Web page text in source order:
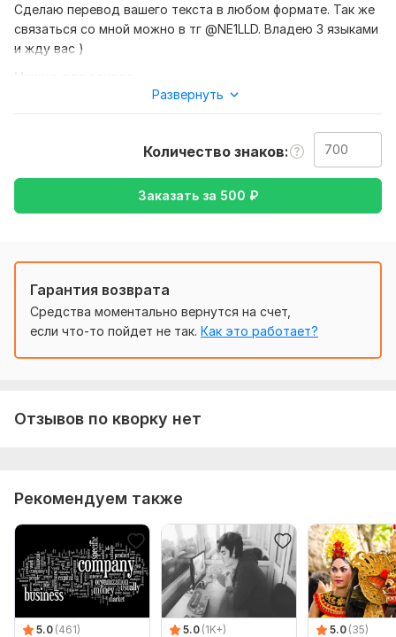
Сделаю перевод вашего текста в любом формате. Так же
связаться со мной можно в тг @NE1LLD. Владею 3 языками
и жду вас )
Ожидаю от вас текст, желательно в формате документа,
Интернет и технологии,Красота
и мода,
Финансы, банки, Электроника, гаджеты
с Русского на Английский
Объем услуги в кворке:
Развернуть
Количество знаков
Заказать за 500 ₽
Гарантия возврата
Средства моментально вернутся на счет,
если что-то пойдет не так. Как это работает?
Отзывов по кворку нет
Рекомендуем также
5.0 (461)
5.0 (1K+)
5.0 (35)